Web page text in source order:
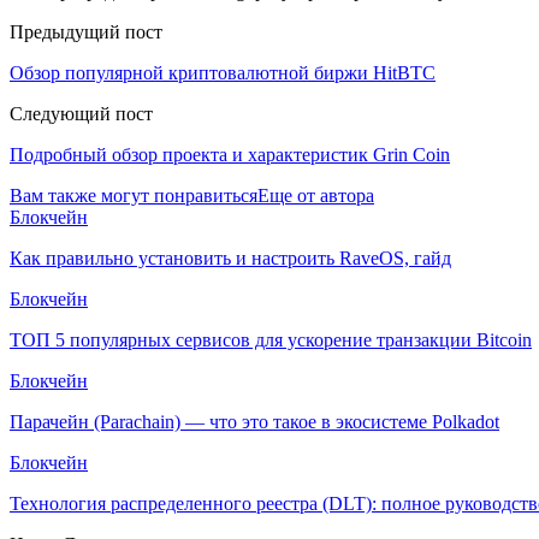
Предыдущий пост
Обзор популярной криптовалютной биржи HitBTC
Следующий пост
Подробный обзор проекта и характеристик Grin Coin
Вам также могут понравитьсяЕще от автора
Блокчейн
Как правильно установить и настроить RaveOS, гайд
Блокчейн
ТОП 5 популярных сервисов для ускорение транзакции Bitcoin
Блокчейн
Парачейн (Parachain) — что это такое в экосистеме Polkadot
Блокчейн
Технология распределенного реестра (DLT): полное